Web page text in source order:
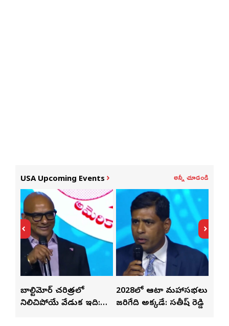
USA Upcoming Events అన్నీ చూడండి
బాల్టిమోర్ చరిత్రలో
నిలిచిపోయే వేడుక ఇది:
2028లో ఆటా మహాసభలు
జరిగేది అక్కడే: సతీష్ రెడ్డి